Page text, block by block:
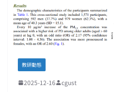
教研動態
2025-12-16 cgust